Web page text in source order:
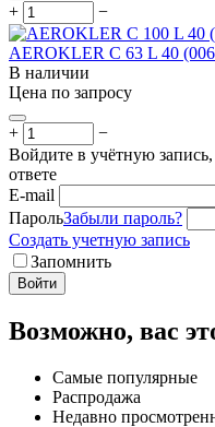
+ −
AEROKLER C 63 L 40
В наличии
Цена по запросу
+
−
Войдите в учётную
ответе
E-mail
ПарольЗабыли пароль?
Создать учетную запись
Запомнить
Войти
Возможно, вас
Самые популярные
Распродажа
Недавно